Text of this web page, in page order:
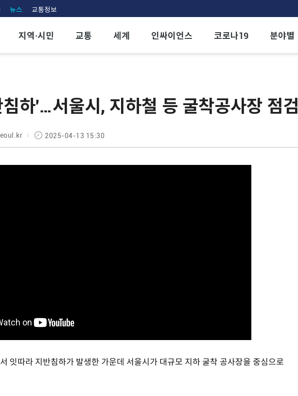
뉴스 교통정보
지역·시민 교통 세계 인싸이언스 코로나19 분야별
하'…서울시, 지하철 등 굴착공사장 점검
2025-04-13 15:30
잇따라 지반침하가 발생한 가운데 서울시가 대규모 지하 굴착 공사장을 중심으로